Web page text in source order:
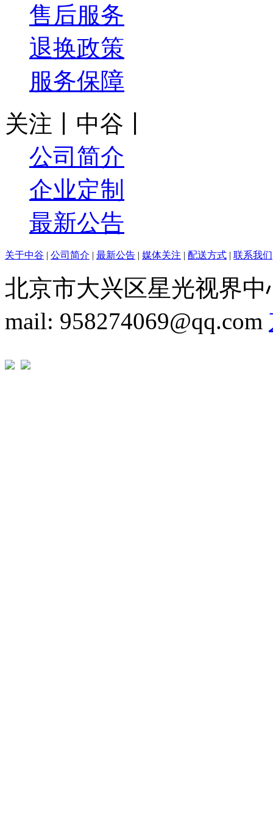
售后服务
退换政策
服务保障
关注丨中谷丨
公司简介
企业定制
最新公告
关于中谷 | 公司简介 | 最新公告 | 媒体关注 | 配送方式 | 联系我们
北京市大兴区星光视界中
mail: 958274069@qq.com